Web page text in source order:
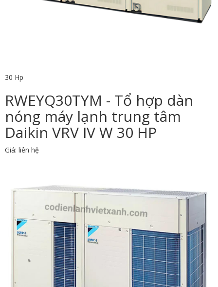
30 Hp
RWEYQ30TYM - Tổ hợp dàn
nóng máy lạnh trung tâm
Daikin VRV IV W 30 HP
Giá: liên hệ